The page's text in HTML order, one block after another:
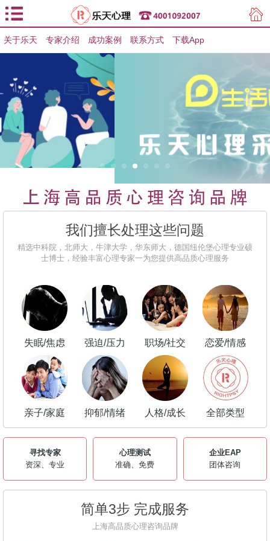
用户登录 用户注册
关于乐天 专家介绍 成功案例 联系方式 下载App
我们擅长处理这些问题
精选中科院，北师大，牛津大学，华东师大，德国纽伦堡心理专业硕
士博士，经验丰富心理专家一为您提供高品质心理服务
失眠/焦虑 强迫/压力 职场/社交 恋爱/情感
亲子/家庭 抑郁/情绪 人格/成长 全部类型
寻找专家
资深、专业
心理测试
准确、免费
企业EAP
团体咨询
简单3步 完成服务
上海高品质心理咨询品牌